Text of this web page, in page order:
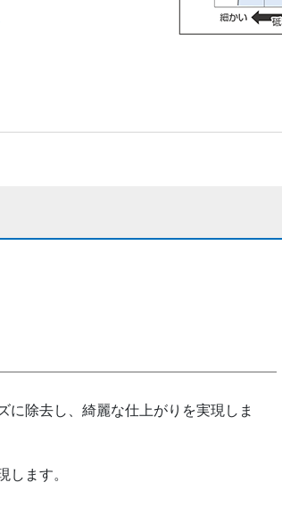
に除去し、綺麗な仕上がりを実現しま
ます。